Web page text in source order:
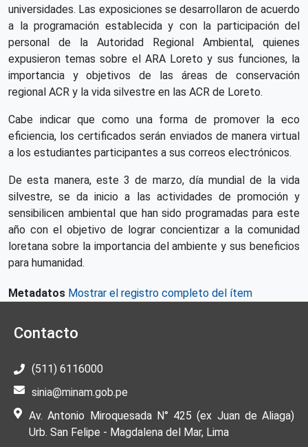
universidades. Las exposiciones se desarrollaron de acuerdo
a la programación establecida y con la participación del
personal de la Autoridad Regional Ambiental, quienes
expusieron temas sobre el ARA Loreto y sus funciones, la
importancia y objetivos de las áreas de conservación
regional ACR y la vida silvestre en las ACR de Loreto.
Cabe indicar que como una forma de promover la eco
eficiencia, los certificados serán enviados de manera virtual
a los estudiantes participantes a sus correos electrónicos.
De esta manera, este 3 de marzo, día mundial de la vida
silvestre, se da inicio a las actividades de promoción y
sensibilicen ambiental que han sido programadas para este
año con el objetivo de lograr concientizar a la comunidad
loretana sobre la importancia del ambiente y sus beneficios
para humanidad.
Metadatos Mostrar el registro completo del ítem
Contacto
(511) 6116000
sinia@minam.gob.pe
Av. Antonio Miroquesada N° 425 (ex Juan de Aliaga)
Urb. San Felipe - Magdalena del Mar, Lima